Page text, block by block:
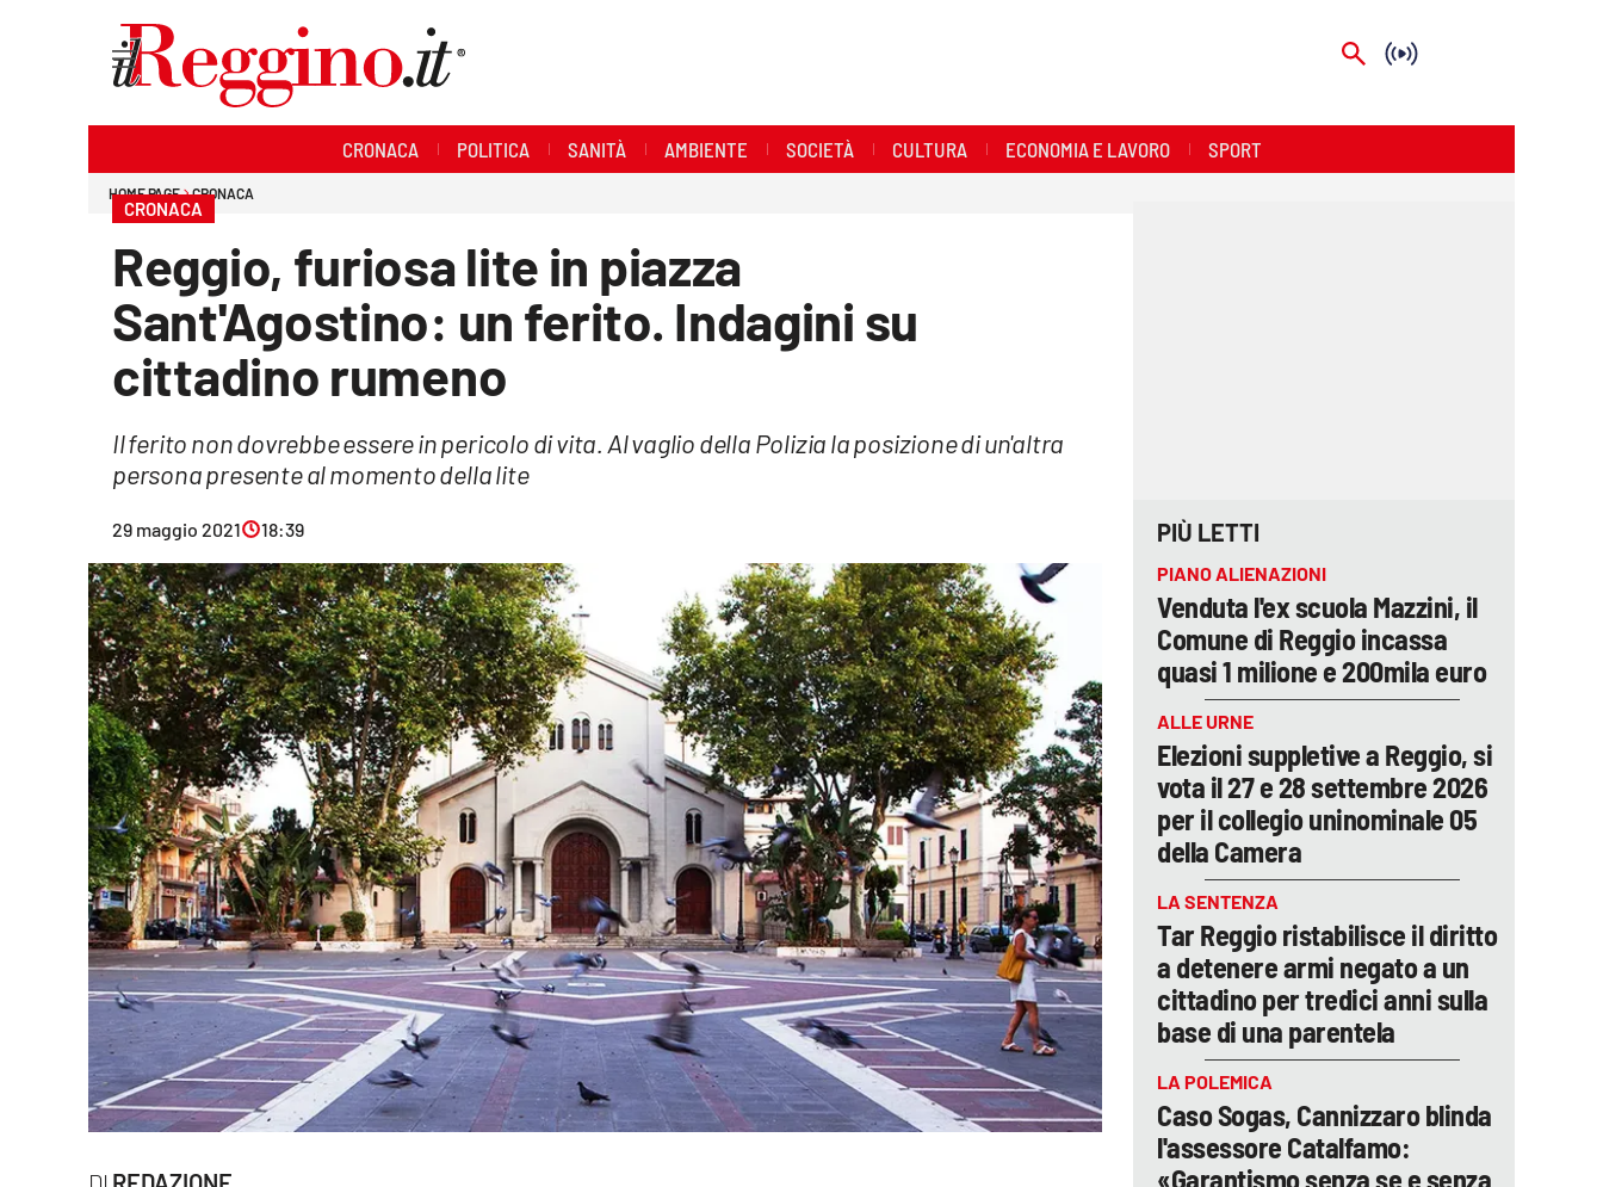
Streaming
Lac Network
CRONACA POLITICA SANITÀ AMBIENTE SOCIETÀ CULTURA ECONOMIA E LAVORO SPORT
HOME PAGE CRONACA
CRONACA
Reggio, furiosa lite in piazza
Sant'Agostino: un ferito. Indagini su
cittadino rumeno
Il ferito non dovrebbe essere in pericolo di vita. Al vaglio della Polizia la posizione di un'altra
persona presente al momento della lite
29 maggio 2021 18:39 PIÙ LETTI
PIANO ALIENAZIONI
Venduta l'ex scuola Mazzini, il
Comune di Reggio incassa
quasi 1 milione e 200mila euro
ALLE URNE
Elezioni suppletive a Reggio, si
vota il 27 e 28 settembre 2026
per il collegio uninominale 05
della Camera
LA SENTENZA
Tar Reggio ristabilisce il diritto
a detenere armi negato a un
cittadino per tredici anni sulla
base di una parentela
LA POLEMICA
Caso Sogas, Cannizzaro blinda
l'assessore Catalfamo:
«Garantismo senza se e senza